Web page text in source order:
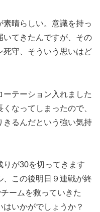
晴らしい。意識を持っ
いてきたんですが、その
死守、そういう思いはど
ーテーション入れました
なってしまったので、
きるんだという強い気持
りが30を切ってきます
、この後明日９連戦が終
ームを救っていきた
いかがでしょうか？